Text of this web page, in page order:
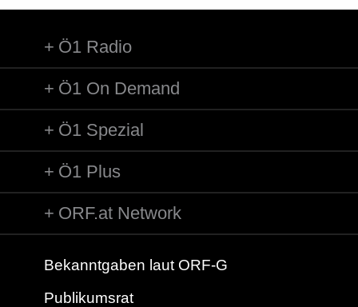
Ö1 Radio
Ö1 On Demand
Ö1 Spezial
Ö1 Plus
ORF.at Network
Bekanntgaben laut ORF-G
Publikumsrat